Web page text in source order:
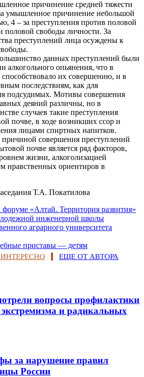
причинение средней тяжести
умышленное причинение небольшой
4 – за преступления против половой
половой свободы личности. За
преступлений лица осуждены к
данных преступлений были
алкогольного опьянения, что в
способствовало их совершению, и в
последствиям, как для
подсудимых. Мотивы совершения
деяний различны, но в
случаев такие преступления
почве, в ходе возникших ссор и
лицами спиртных напитков.
совершения преступлений
почве является ряд факторов,
жизни, алкоголизацией
нравственных ориентиров в
Т.А. Покатилова
«Алтай. Территория развития»
инженерной школы
аграрного университета
приставы — детям
ЕЩЕ ОТ АВТОРА
вопросы профилактики
и радикальных
за нарушение правил
России